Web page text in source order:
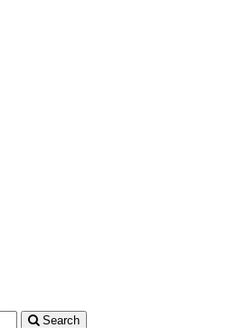
Search